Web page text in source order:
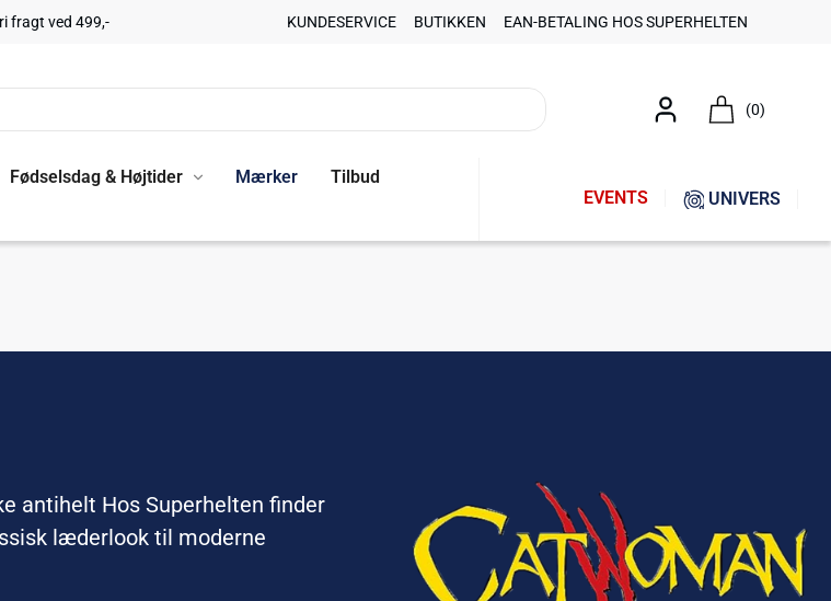
fragt ved 499,- KUNDESERVICE BUTIKKEN EAN-BETALING HOS SUPERHELTEN
(0)
Fødselsdag & Højtider Mærker
Tilbud
EVENTS UNIVERS
antihelt Hos Superhelten finder
læderlook til moderne